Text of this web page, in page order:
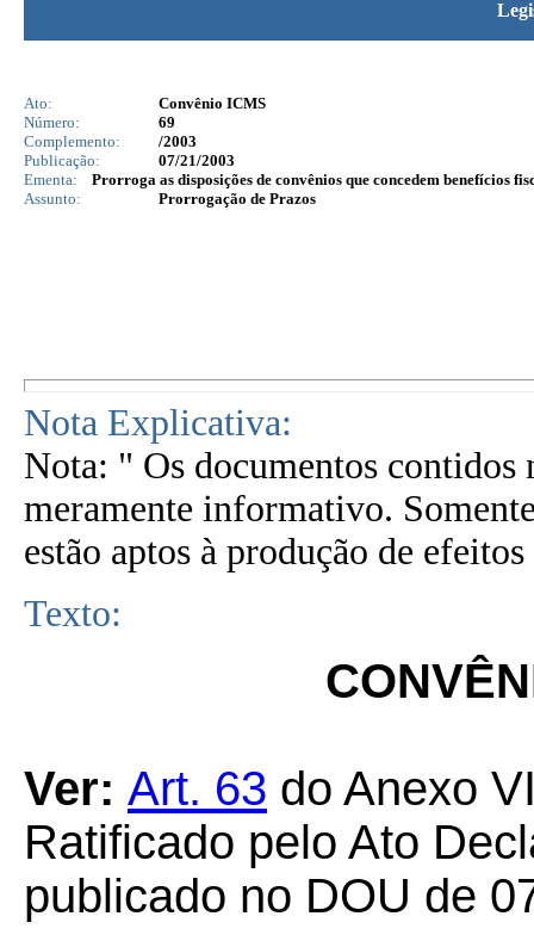
Ato:
Convênio ICMS
Número:
69
Complemento:
/2003
Publicação:
07/21/2003
Ementa:
Prorroga as disposições de convênios que concedem benefícios
Assunto:
Prorrogação de Prazos
Nota Explicativa:
Nota: " Os documentos contidos
meramente informativo.
estão aptos à produção de
Texto:
Ver: Art. 63 do Anexo
Ratificado pelo Ato
publicado no DOU de